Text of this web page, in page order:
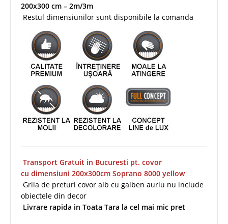
200x300 cm – 2m/3m
Restul dimensiunilor sunt disponibile la comanda
Transport Gratuit in Bucuresti pt. covor
cu dimensiuni 200x300cm Soprano 8000 yellow
Grila de preturi covor alb cu galben auriu nu include
obiectele din decor
Livrare rapida in Toata Tara la cel mai mic pret